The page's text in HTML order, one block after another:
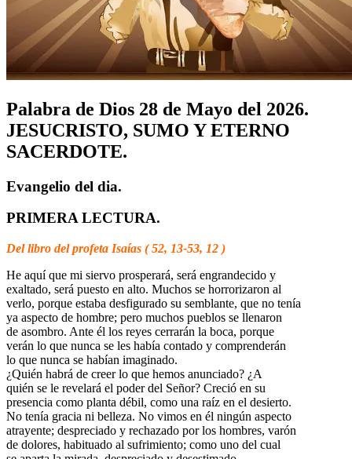
Palabra de Dios 28 de Mayo del 2026.
JESUCRISTO, SUMO Y ETERNO
SACERDOTE.
Evangelio del dia.
PRIMERA LECTURA.
Del libro del profeta Isaías ( 52, 13-53, 12 )
He aquí que mi siervo prosperará, será engrandecido y
exaltado, será puesto en alto. Muchos se horrorizaron al
verlo, porque estaba desfigurado su semblante, que no tenía
ya aspecto de hombre; pero muchos pueblos se llenaron
de asombro. Ante él los reyes cerrarán la boca, porque
verán lo que nunca se les había contado y comprenderán
lo que nunca se habían imaginado.
¿Quién habrá de creer lo que hemos anunciado? ¿A
quién se le revelará el poder del Señor? Creció en su
presencia como planta débil, como una raíz en el desierto.
No tenía gracia ni belleza. No vimos en él ningún aspecto
atrayente; despreciado y rechazado por los hombres, varón
de dolores, habituado al sufrimiento; como uno del cual